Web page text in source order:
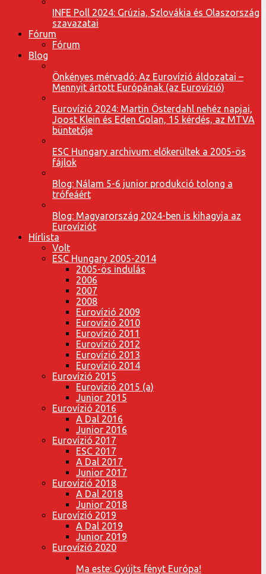
INFE Poll 2024: Grúzia, Szlovákia és Olaszország
szavazatai
Fórum
Fórum
Blog
Önkényes mérvadó: Az Eurovízió áldozatai –
Mennyit ártott Európának (az Eurovízió)
Eurovízió 2024: Martin Österdahl nehéz napjai,
Joost Klein és Eden Golan, 15 kérdés, az MTVA
büntetője
ESC Hungary archivum: előkerültek a 2005-ös
fájlok
Blog: Nálam 5-6 junior produkció tolong a
trófeáért
Blog: Magyarország 2024-ben is kihagyja az
Eurovíziót
Hírlista
Volt
ESC Hungary 2005-2014
2005-ös indulás
2006
2007
2008
Eurovízió 2009
Eurovízió 2010
Eurovízió 2011
Eurovízió 2012
Eurovízió 2013
Eurovízió 2014
Eurovízió 2015
Eurovízió 2015 (a)
Junior 2015
Eurovízió 2016
A Dal 2016
Junior 2016
Eurovízió 2017
ESC 2017
A Dal 2017
Junior 2017
Eurovízió 2018
A Dal 2018
Junior 2018
Eurovízió 2019
A Dal 2019
Junior 2019
Eurovízió 2020
Ma este: Gyújts fényt Európa!